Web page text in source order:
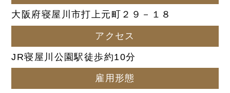
大阪府寝屋川市打上元町２９－１８
アクセス
JR寝屋川公園駅徒歩約10分
雇用形態